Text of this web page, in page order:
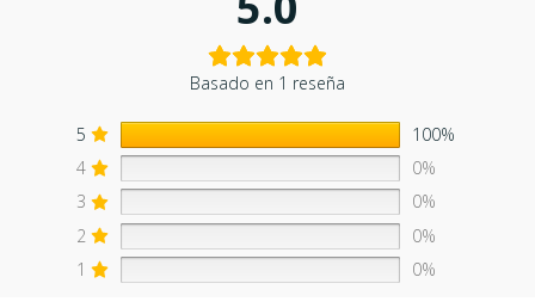
Basado en 1 reseña
5
100%
4
0%
3
0%
2
0%
1
0%